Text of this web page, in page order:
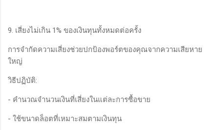
9. เสี่ยงไม่เกิน 1% ของเงินทุนทั้งหมดต่อครั้ง
การจำกัดความเสี่ยงช่วยปกป้องพอร์ตของคุณจากความเสียหาย
ใหญ่
วิธีปฏิบัติ:
- คำนวณจำนวนเงินที่เสี่ยงในแต่ละการซื้อขาย
- ใช้ขนาดล็อตที่เหมาะสมตามเงินทุน